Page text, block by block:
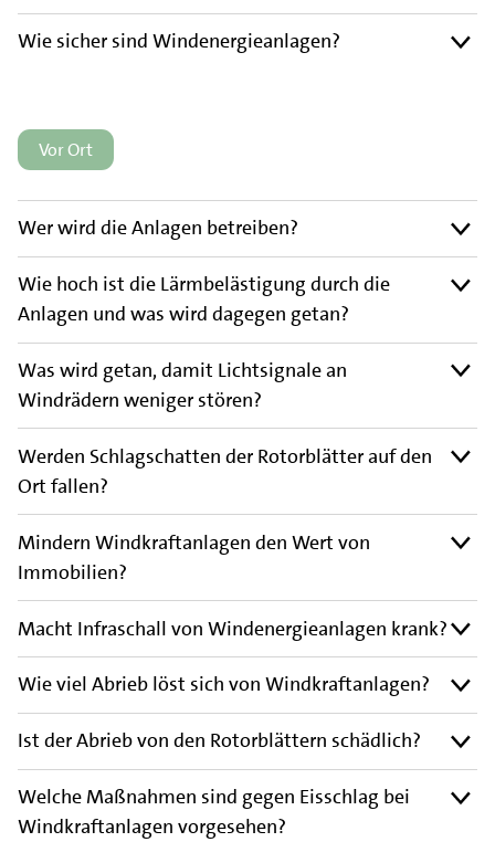
Wie sicher sind Windenergieanlagen?
Vor Ort
Wer wird die Anlagen betreiben?
Wie hoch ist die Lärmbelästigung durch die
Anlagen und was wird dagegen getan?
Was wird getan, damit Lichtsignale an
Windrädern weniger stören?
Werden Schlagschatten der Rotorblätter auf den
Ort fallen?
Mindern Windkraftanlagen den Wert von
Immobilien?
Macht Infraschall von Windenergieanlagen krank?
Wie viel Abrieb löst sich von Windkraftanlagen?
Ist der Abrieb von den Rotorblättern schädlich?
Welche Maßnahmen sind gegen Eisschlag bei
Windkraftanlagen vorgesehen?